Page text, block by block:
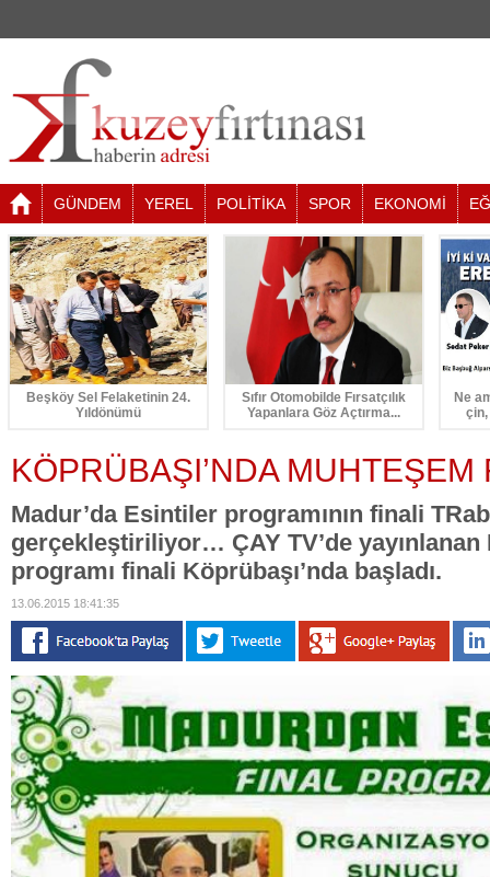
GÜNDEM YEREL POLİTİKA SPOR EKONOMİ
Beşköy Sel Felaketinin 24.
Yıldönümü
Sıfır Otomobilde Fırsatçılık
Yapanlara Göz Açtırma...
Ne
KÖPRÜBAŞI’NDA MUHTEŞEM
Madur’da Esintiler programının finali
gerçekleştiriliyor… ÇAY TV’de yayınlanan
programı finali Köprübaşı’nda başladı.
13.06.2015 18:41:35